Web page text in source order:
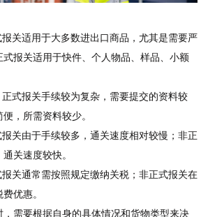
关适用于大多数进出口商品，尤其是需要严
报关适用于快件、个人物品、样品、小额
式报关手续较为复杂，需要提交的资料较
，所需资料较少。
关由于手续较多，通关速度相对较慢；非正
关速度较快。
关通常需按照规定缴纳关税；非正式报关在
优惠。
，需要根据自身的具体情况和货物类型来决